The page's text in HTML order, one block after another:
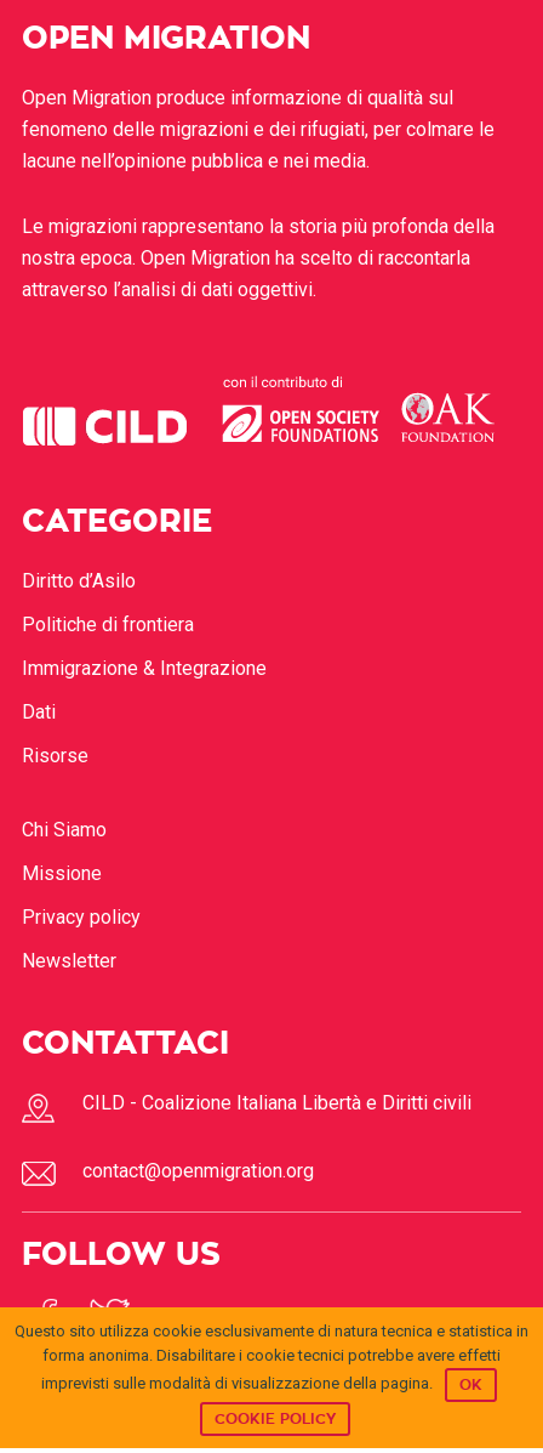
OPEN MIGRATION
Open Migration produce informazione di qualità sul
fenomeno delle migrazioni e dei rifugiati, per colmare le
lacune nell’opinione pubblica e nei media.
Le migrazioni rappresentano la storia più profonda della
nostra epoca. Open Migration ha scelto di raccontarla
attraverso l’analisi di dati oggettivi.
CATEGORIE
Diritto d’Asilo
Politiche di frontiera
Immigrazione & Integrazione
Dati
Risorse
Chi Siamo
Missione
Privacy policy
Newsletter
CONTATTACI
CILD - Coalizione Italiana Libertà e Diritti civili
contact@openmigration.org
FOLLOW US
© 2017Open
Questo sito utilizza cookie esclusivamente di natura tecnica e statistica in
forma anonima. Disabilitare i cookie tecnici potrebbe avere effetti
imprevisti sulle modalità di visualizzazione della pagina.
OK
COOKIE POLICY